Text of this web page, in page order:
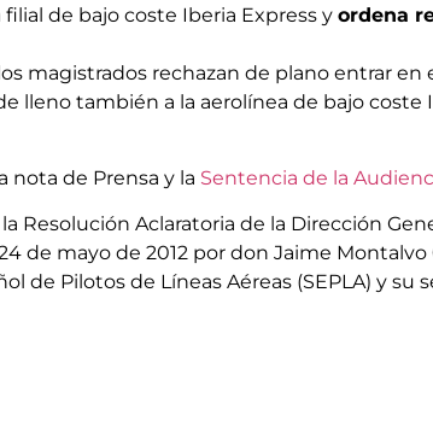
de bajo coste Iberia Express y ordena
magistrados rechazan de plano entrar
lleno también a la aerolínea de bajo coste
nota de Prensa y la Sentencia de la
Resolución Aclaratoria de la Dirección
de mayo de 2012 por don Jaime
de Pilotos de Líneas Aéreas (SEPLA) y su